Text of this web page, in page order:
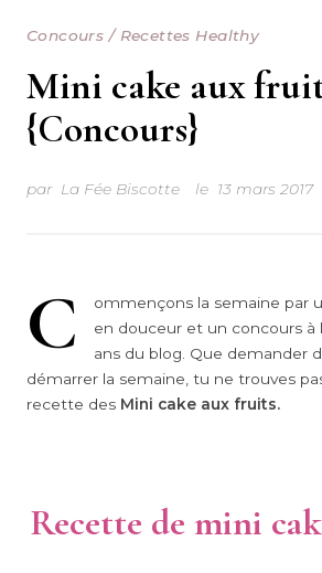
Concours / Recettes Healthy
Mini cake aux
{Concours}
par La Fée Biscotte le 13 mars 2017
C
ommençons la semaine par
en douceur et un concours à
ans du blog. Que demander
démarrer la semaine, tu ne trouves
recette des Mini cake aux fruits.
Recette de mini